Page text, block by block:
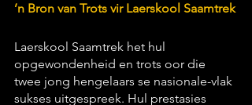
’n Bron van Trots vir Laerskool Saamtrek
Laerskool Saamtrek het hul
opgewondenheid en trots oor die
twee jong hengelaars se nasionale-vlak
sukses uitgespreek. Hul prestasies